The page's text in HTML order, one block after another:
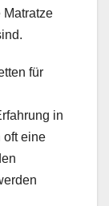
Matratze
für
in
oft eine